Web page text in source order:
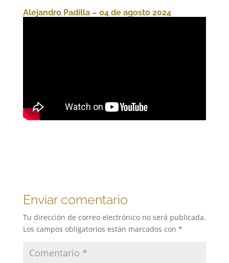
Alejandro Padilla – 04 de agosto 2024
Enviar comentario
Tu dirección de correo electrónico no será publicada.
Los campos obligatorios están marcados con *